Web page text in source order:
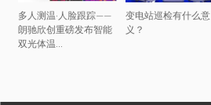
多人测温·人脸跟踪——
朗驰欣创重磅发布智能
双光体温...
变电站巡检有什么意
义？